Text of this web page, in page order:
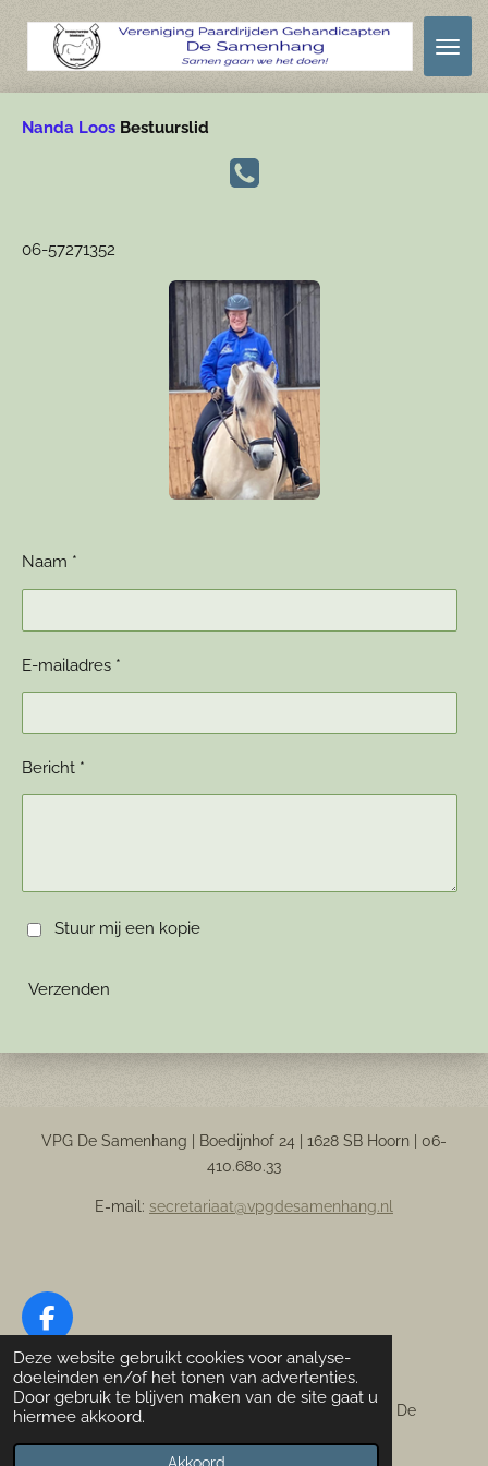
Deze website gebruikt cookies voor analyse-
doeleinden en/of het tonen van advertenties.
Door gebruik te blijven maken van de site gaat u
hiermee akkoord.
Ga
hoofdinhoud
Nanda Loos Bestuurslid
06-57271352
Naam *
E-mailadres *
Bericht *
Stuur mij een kopie
Verzenden
VPG De Samenhang | Boedijnhof 24 | 1628 SB Hoorn | 06-
410.680.33
E-mail: secretariaat@vpgdesamenhang.nl
F
a
c
e
b
o
Designed by F. Hoekstra
© 2022- 2026 Vereniging Paardrijden Gehandicapten De